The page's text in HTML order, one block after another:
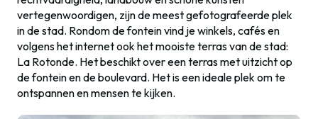
vertegenwoordigen, zijn de meest gefotografeerde plek
in de stad. Rondom de fontein vind je winkels, cafés en
volgens het internet ook het mooiste terras van de stad:
La Rotonde. Het beschikt over een terras met uitzicht op
de fontein en de boulevard. Het is een ideale plek om te
ontspannen en mensen te kijken.